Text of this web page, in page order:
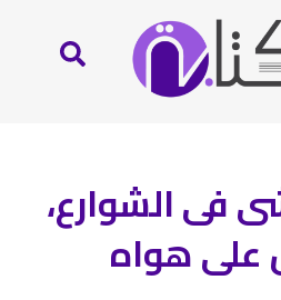
فى الشوارع،
هواه